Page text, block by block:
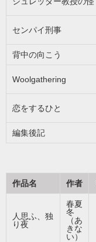
センパイ刑事
背中の向こう
Woolgathering
恋をするひと
編集後記
作品名 作者
人思ふ、独
り夜
春夏
冬
（あ
きな
い）